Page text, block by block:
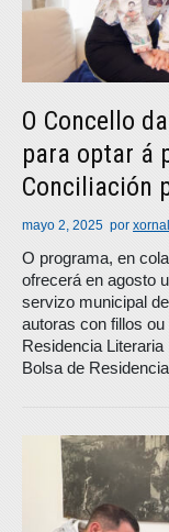
O Concello
para optar á
Conciliación
mayo 2, 2025 por
O programa, en
ofrecerá en agosto
servizo municipal
autoras con fillos
Residencia
Bolsa de